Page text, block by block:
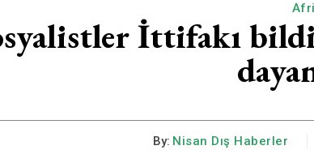
İttifakı
By: Nisan Dış Haberler